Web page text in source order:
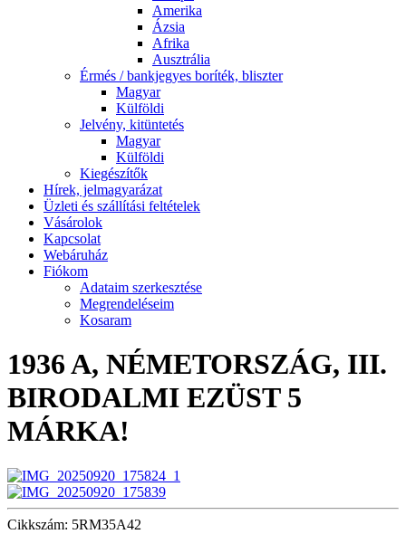
Amerika
Ázsia
Afrika
Ausztrália
Érmés / bankjegyes boríték, bliszter
Magyar
Külföldi
Jelvény, kitüntetés
Magyar
Külföldi
Kiegészítők
Hírek, jelmagyarázat
Üzleti és szállítási feltételek
Vásárolok
Kapcsolat
Webáruház
Fiókom
Adataim szerkesztése
Megrendeléseim
Kosaram
1936 A, NÉMETORSZÁG, III.
BIRODALMI EZÜST 5
MÁRKA!
Cikkszám: 5RM35A42